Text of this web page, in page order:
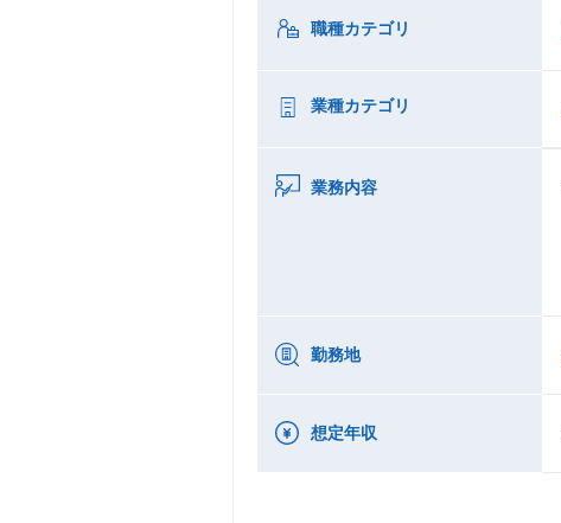
職種カテゴリ
業種カテゴリ
業務内容
勤務地
想定年収